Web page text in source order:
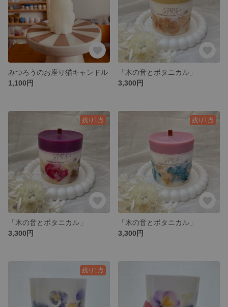
みつろうのお座り猫キャンドル
1,100円
「木の音とボタニカル」
3,300円
残り1点
「木の音とボタニカル」
3,300円
残り1点
「木の音とボタニカル」
3,300円
残り1点